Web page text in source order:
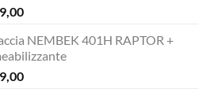
Il
attuale
è:
€229,00.
NEMBEK 401H RAPTOR +
Il